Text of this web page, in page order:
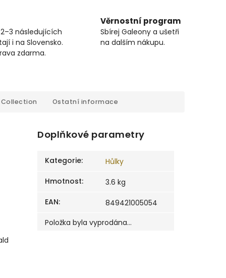
následujících
i na Slovensko.
zdarma.
Věrnostní program
Sbírej Galeony a ušetři
na dalším nákupu.
Collection Ostatní informace
Doplňkové parametry
Kategorie:
Hůlky
Hmotnost:
3.6 kg
EAN:
849421005054
Položka byla vyprodána…